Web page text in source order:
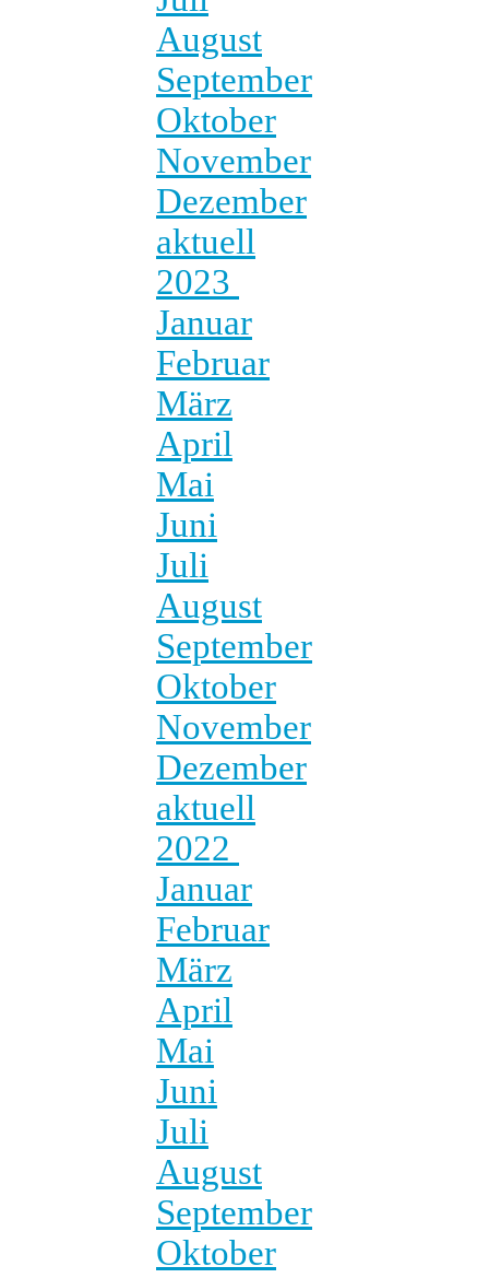
August
September
Oktober
November
Dezember
aktuell
2023
Januar
Februar
März
April
Mai
Juni
Juli
August
September
Oktober
November
Dezember
aktuell
2022
Januar
Februar
März
April
Mai
Juni
Juli
August
September
Oktober